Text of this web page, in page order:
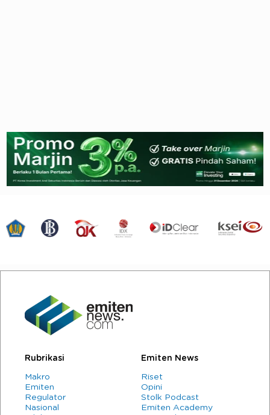
Rubrikasi
Makro
Emiten
Regulator
Nasional
Emiten News
Riset
Opini
Stolk Podcast
Emiten Academy